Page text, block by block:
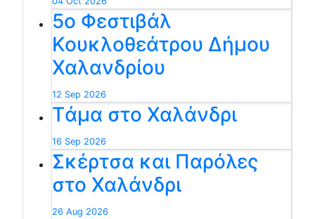
5ο Φεστιβάλ
Κουκλοθεάτρου Δήμου
Χαλανδρίου
12 Sep 2026
Tάμα στο Χαλάνδρι
16 Sep 2026
Σκέρτσα και Παρόλες
στο Χαλάνδρι
26 Aug 2026